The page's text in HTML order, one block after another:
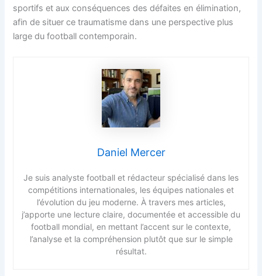
sportifs et aux conséquences des défaites en élimination,
afin de situer ce traumatisme dans une perspective plus
large du football contemporain.
Daniel Mercer
Je suis analyste football et rédacteur spécialisé dans les
compétitions internationales, les équipes nationales et
l’évolution du jeu moderne. À travers mes articles,
j’apporte une lecture claire, documentée et accessible du
football mondial, en mettant l’accent sur le contexte,
l’analyse et la compréhension plutôt que sur le simple
résultat.